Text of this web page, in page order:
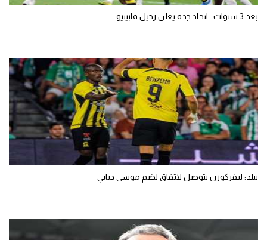
بعد 3 سنوات.. اتحاد جدة يعلن رحيل فابينيو
بيلد: ليفركوزن يتوصل لاتفاق لضم موسى ديابي